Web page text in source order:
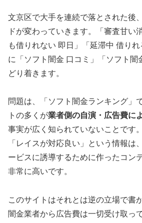
文京区で大手を連続で落とされた後
ドが変わっていきます。「審査甘い
も借りれない 即日」「延滞中 借り
に「ソフト闇金 口コミ」「ソフト闇
どり着きます。
問題は、「ソフト闇金ランキング」
トの多くが業者側の自演・広告費に
事実が広く知られていないことです
「レイスが対応良い」という情報は
ービスに誘導するために作ったコン
非常に高いです。
このサイトはそれとは逆の立場で書
闇金業者から広告費は一切受け取っ